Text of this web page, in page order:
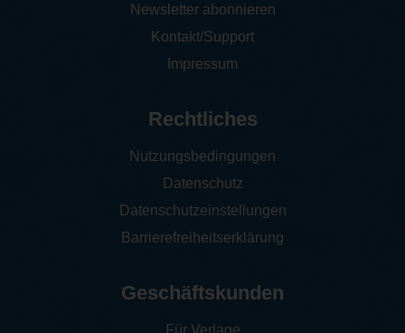
Newsletter abonnieren
Kontakt/Support
Impressum
Rechtliches
Nutzungsbedingungen
Datenschutz
Datenschutzeinstellungen
Barrierefreiheitserklärung
Geschäftskunden